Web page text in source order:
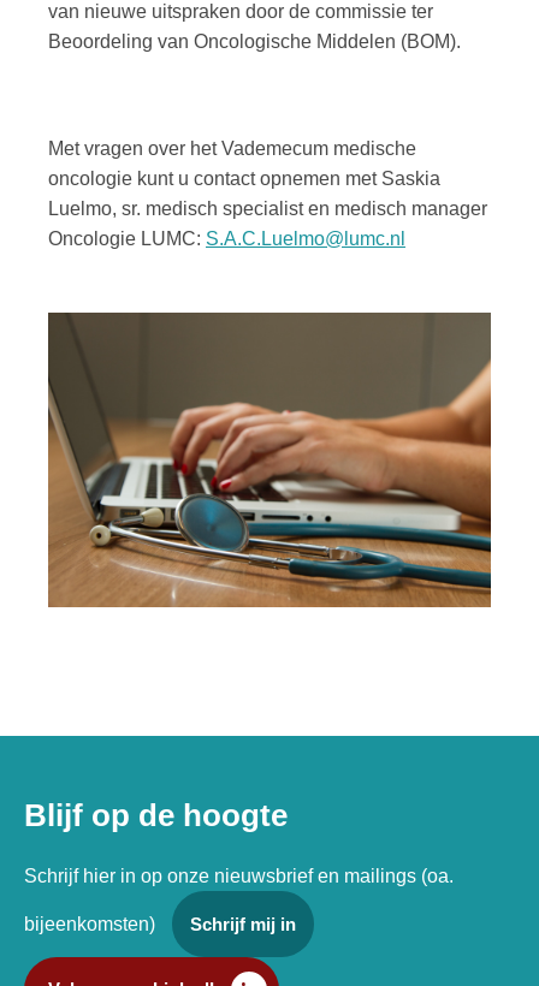
van nieuwe uitspraken door de commissie ter
Beoordeling van Oncologische Middelen (BOM).
Met vragen over het Vademecum medische
oncologie kunt u contact opnemen met Saskia
Luelmo, sr. medisch specialist en medisch manager
Oncologie LUMC: S.A.C.Luelmo@lumc.nl
Blijf op de hoogte
Schrijf hier in op onze nieuwsbrief en mailings (oa.
bijeenkomsten) Schrijf mij in